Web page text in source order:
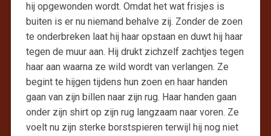
hij opgewonden wordt. Omdat het wat frisjes is
buiten is er nu niemand behalve zij. Zonder de zoen
te onderbreken laat hij haar opstaan en duwt hij haar
tegen de muur aan. Hij drukt zichzelf zachtjes tegen
haar aan waarna ze wild wordt van verlangen. Ze
begint te hijgen tijdens hun zoen en haar handen
gaan van zijn billen naar zijn rug. Haar handen gaan
onder zijn shirt op zijn rug langzaam naar voren. Ze
voelt nu zijn sterke borstspieren terwijl hij nog niet